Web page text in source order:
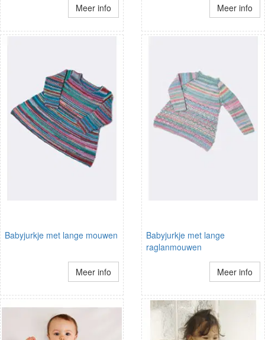
Meer info Meer info
Babyjurkje met lange mouwen
Meer info
Babyjurkje met lange
raglanmouwen
Meer info